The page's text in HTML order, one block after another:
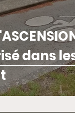
dans les